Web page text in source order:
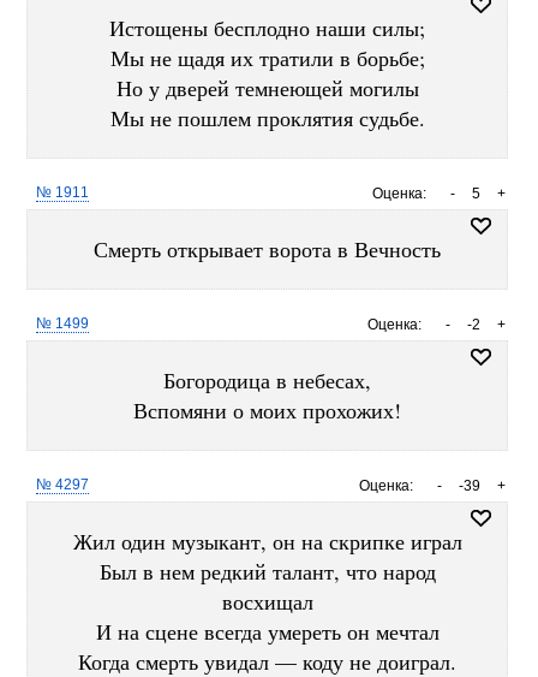
Истощены бесплодно наши силы;
Мы не щадя их тратили в борьбе;
Но у дверей темнеющей могилы
Мы не пошлем проклятия судьбе.
Оценка: +
5
-
№ 1911
Смерть открывает ворота в Вечность
Оценка: +
-2
-
№ 1499
Богородица в небесах,
Вспомяни о моих прохожих!
Оценка: +
-39
-
№ 4297
Жил один музыкант, он на скрипке играл
Был в нем редкий талант, что народ
восхищал
И на сцене всегда умереть он мечтал
Когда смерть увидал — коду не доиграл.